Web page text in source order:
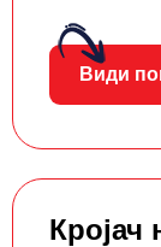
Види
Кројач